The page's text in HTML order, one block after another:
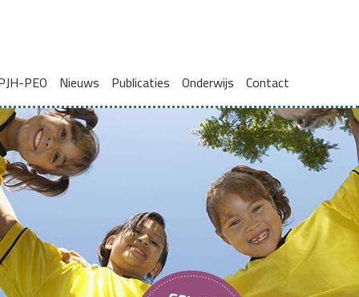
PEO Nieuws Publicaties
Onderzoeksrapporten
Blogs
Onderwijs
voor gezinnen met complexe problemen
Contact